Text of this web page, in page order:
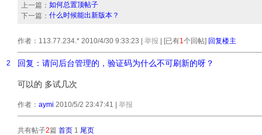
上一篇： 如何总置顶帖子
下一篇： 什么时候能出新版本？
作者：113.77.234.* 2010/4/30 9:33:23 举报 | [已有1个回帖] 回复楼主
2 回复：请问后台管理的，验证码为什么不可刷新的呀？
可以的 多试几次
作者： aymi 2010/5/2 23:47:41 举报
共有帖子2篇 首页 1 尾页